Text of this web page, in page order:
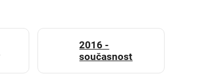
2016 -
současnost